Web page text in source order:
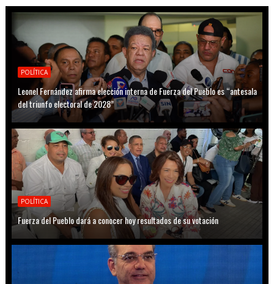
POLÍTICA
Leonel Fernández afirma elección interna de Fuerza del Pueblo es “antesala
del triunfo electoral de 2028”
POLÍTICA
Fuerza del Pueblo dará a conocer hoy resultados de su votación